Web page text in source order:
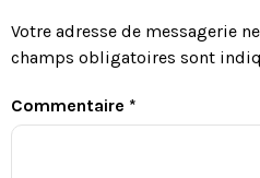
Votre adresse de messagerie
champs obligatoires sont
Commentaire *